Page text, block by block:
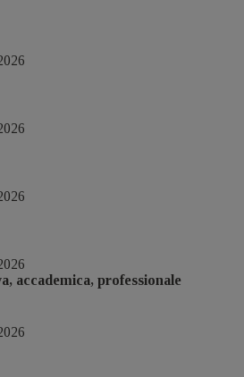
accademica, professionale